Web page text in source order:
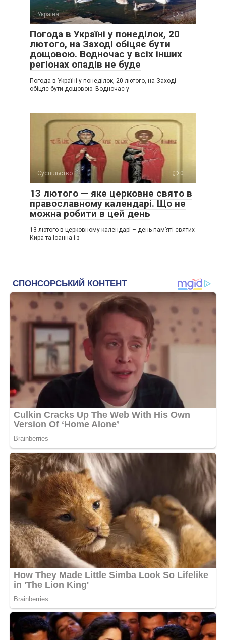
Україна 0
Погода в Україні у понеділок, 20
лютого, на Заході обіцяє бути
дощовою. Водночас у всіх інших
регіонах опадів не буде
Погода в Україні у понеділок, 20 лютого, на Заході
обіцяє бути дощовою. Водночас у
Суспільство 0
13 лютого — яке церковне свято в
православному календарі. Що не
можна робити в цей день
13 лютого в церковному календарі – день пам’яті святих
Кира та Іоанна і з